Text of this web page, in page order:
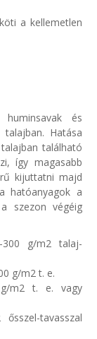
a kellemetlen
és
Hatása
található
így magasabb
kijuttatni majd
hatóanyagok a
szezon végéig
300 g/m2 talaj-
g/m2 t. e.
g/m2 t. e. vagy
tavasszal